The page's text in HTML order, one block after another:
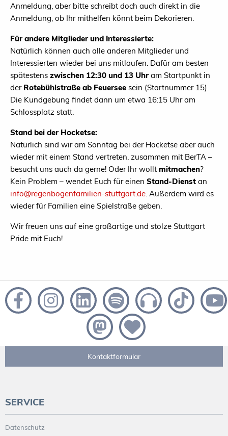
Anmeldung, aber bitte schreibt doch auch direkt in die
Anmeldung, ob Ihr mithelfen könnt beim Dekorieren.
Für andere Mitglieder und Interessierte:
Natürlich können auch alle anderen Mitglieder und
Interessierten wieder bei uns mitlaufen. Dafür am besten
spätestens zwischen 12:30 und 13 Uhram Startpunkt in
der Rotebühlstraße ab Feuersee sein (Startnummer 15).
Die Kundgebung findet dann um etwa 16:15 Uhr am
Schlossplatz statt.
Stand bei der Hocketse:
Natürlich sind wir am Sonntag bei der Hocketse aber auch
wieder mit einem Stand vertreten, zusammen mit BerTA –
besucht uns auch da gerne! Oder Ihr wollt mitmachen?
Kein Problem – wendet Euch für einen Stand-Dienst an
info@regenbogenfamilien-stuttgart.de. Außerdem wird es
wieder für Familien eine Spielstraße geben.
Wir freuen uns auf eine großartige und stolze Stuttgart
Pride mit Euch!
Kontaktformular
SERVICE
Datenschutz